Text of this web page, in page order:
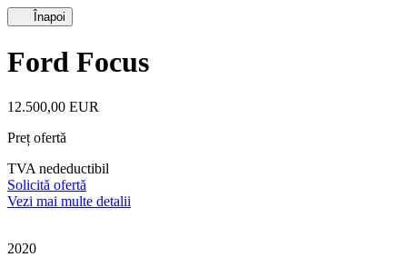
Înapoi
Ford Focus
12.500,00 EUR
Preț ofertă
TVA nedeductibil
Solicită ofertă
Vezi mai multe detalii
2020